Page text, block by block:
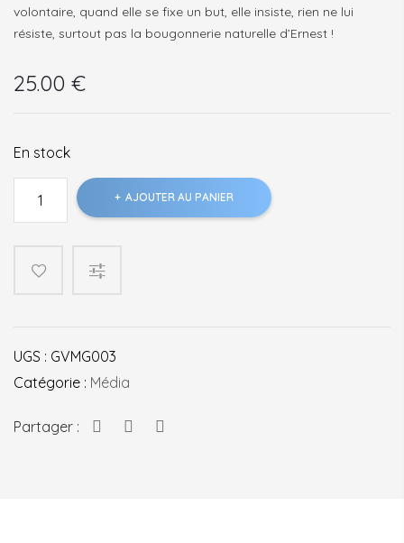
volontaire, quand elle se fixe un but, elle insiste, rien ne lui
résiste, surtout pas la bougonnerie naturelle d’Ernest !
25.00 €
En stock
Célestine
Saison
1
AJOUTER AU PANIER
UGS : GVMG003
Catégorie : Média
Partager :